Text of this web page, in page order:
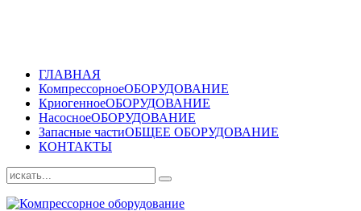
ГЛАВНАЯ
КомпрессорноеОБОРУДОВАНИЕ
КриогенноеОБОРУДОВАНИЕ
НасосноеОБОРУДОВАНИЕ
Запасные частиОБЩЕЕ ОБОРУДОВАНИЕ
КОНТАКТЫ